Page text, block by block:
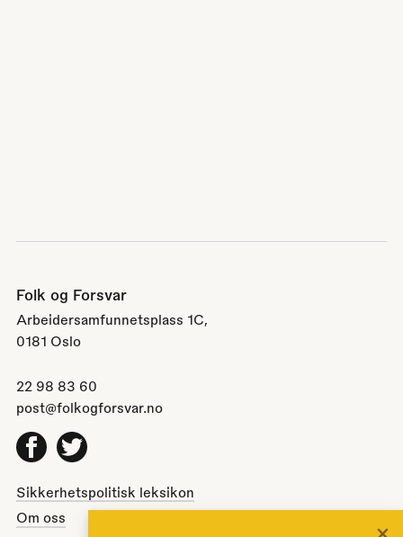
Folk og Forsvar
Arbeidersamfunnetsplass 1C,
0181 Oslo
22 98 83 60
post@folkogforsvar.no
Facebook
Twitter
Sikkerhetspolitisk leksikon
Om oss